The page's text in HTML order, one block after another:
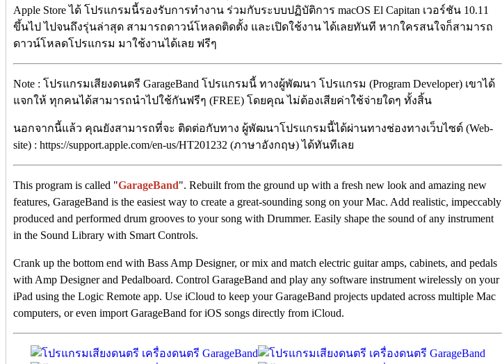
Apple Store ได้ โปรแกรมนี้รองรับการทำงาน ร่วมกับระบบปฏิบัติการ macOS El Capitan เวอร์ชัน 10.11
ขึ้นไป ไปจนถึงรุ่นล่าสุด สามารถดาวน์โหลดติดตั้ง และเปิดใช้งาน ได้เลยทันที หากใครสนใจก็สามารถ
ดาวน์โหลดโปรแกรม มาใช้งานได้เลย ฟรีๆ
Note : โปรแกรมเสียงดนตรี GarageBand โปรแกรมนี้ ทางผู้พัฒนา โปรแกรม (Program Developer) เขาได้
แจกให้ ทุกคนได้สามารถนำไปใช้กันฟรีๆ (FREE) โดยคุณ ไม่ต้องเสียค่าใช้จ่ายใดๆ ทั้งสิ้น
นอกจากนี้แล้ว คุณยังสามารถที่จะ ติดต่อกับทาง ผู้พัฒนาโปรแกรมนี้ได้ผ่านทางช่องทางเว็บไซต์ (Web-
site) : https://support.apple.com/en-us/HT201232 (ภาษาอังกฤษ) ได้ทันทีเลย
This program is called "GarageBand". Rebuilt from the ground up with a fresh new look and amazing new
features, GarageBand is the easiest way to create a great-sounding song on your Mac. Add realistic, impeccably
produced and performed drum grooves to your song with Drummer. Easily shape the sound of any instrument
in the Sound Library with Smart Controls.
Crank up the bottom end with Bass Amp Designer, or mix and match electric guitar amps, cabinets, and pedals
with Amp Designer and Pedalboard. Control GarageBand and play any software instrument wirelessly on your
iPad using the Logic Remote app. Use iCloud to keep your GarageBand projects updated across multiple Mac
computers, or even import GarageBand for iOS songs directly from iCloud.